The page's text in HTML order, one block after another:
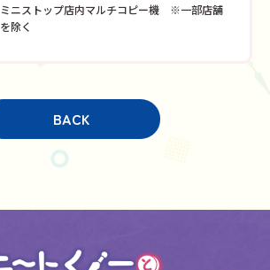
ミニストップ店内マルチコピー機 ※一部店舗
を除く
BACK